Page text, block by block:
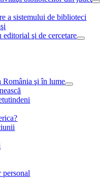
a sistemului de biblioteci
şi de cercetare
România şi în lume
personal